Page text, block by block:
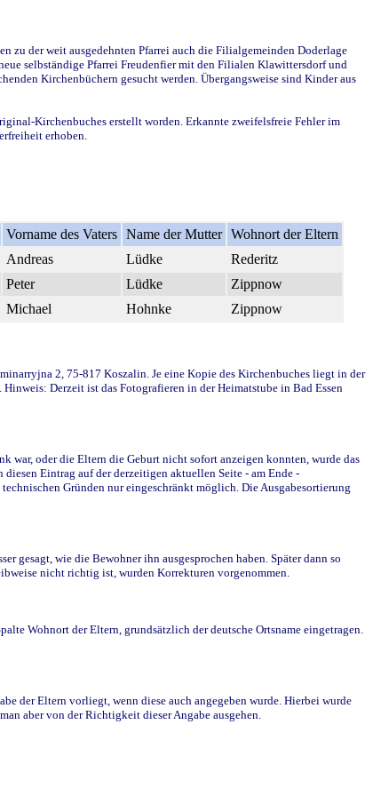
zu der weit ausgedehnten Pfarrei auch die Filialgemeinden Doderlage
selbständige Pfarrei Freudenfier mit den Filialen Klawittersdorf und
Kirchenbüchern gesucht werden. Übergangsweise sind Kinder aus
Kirchenbuches erstellt worden. Erkannte zweifelsfreie Fehler im
erhoben.
Vorname des Vaters Name der Mutter Wohnort der Eltern
Andreas Lüdke
Rederitz
Peter Lüdke
Zippnow
Michael Hohnke Zippnow
2, 75-817 Koszalin. Je eine Kopie des Kirchenbuches liegt in der
Derzeit ist das Fotografieren in der Heimatstube in Bad Essen
war, oder die Eltern die Geburt nicht sofort anzeigen konnten, wurde das
Eintrag auf der derzeitigen aktuellen Seite - am Ende -
Gründen nur eingeschränkt möglich. Die Ausgabesortierung
gesagt, wie die Bewohner ihn ausgesprochen haben. Später dann so
nicht richtig ist, wurden Korrekturen vorgenommen.
Wohnort der Eltern, grundsätzlich der deutsche Ortsname eingetragen.
der Eltern vorliegt, wenn diese auch angegeben wurde. Hierbei wurde
aber von der Richtigkeit dieser Angabe ausgehen.